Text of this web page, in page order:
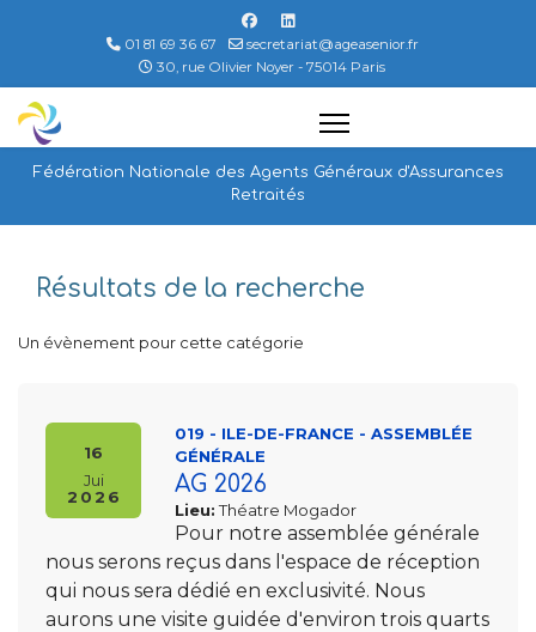
01 81 69 36 67
secretariat@ageasenior.fr
30, rue Olivier Noyer - 75014 Paris
Fédération Nationale des Agents Généraux d'Assurances
Retraités
Résultats de la recherche
Un évènement pour cette catégorie
16
Jui
2026
019 - ILE-DE-FRANCE - ASSEMBLÉE
GÉNÉRALE
AG 2026
Lieu:Théatre Mogador
Pour notre assemblée générale
nous serons reçus dans l'espace de réception
qui nous sera dédié en exclusivité. Nous
aurons une visite guidée d'environ trois quarts